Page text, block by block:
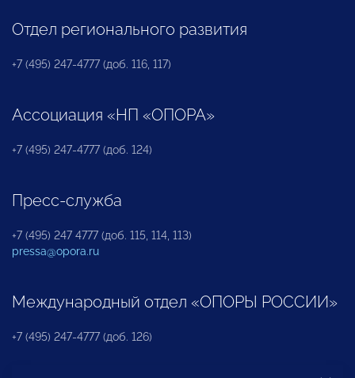
Отдел регионального развития
+7 (495) 247-4777 (доб. 116, 117)
Ассоциация «НП «ОПОРА»
+7 (495) 247-4777 (доб. 124)
Пресс-служба
+7 (495) 247 4777 (доб. 115, 114, 113)
pressa@opora.ru
Международный отдел «ОПОРЫ РОССИИ»
+7 (495) 247-4777 (доб. 126)